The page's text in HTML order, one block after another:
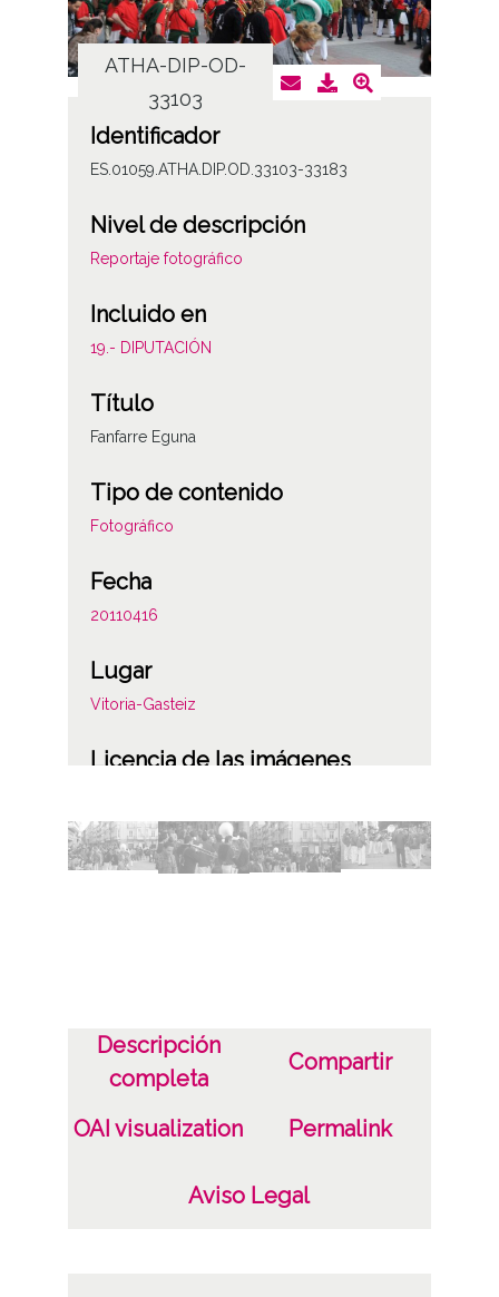
ATHA-DIP-OD-
33103
Identificador
ES.01059.ATHA.DIP.OD.33103-33183
Nivel de descripción
Reportaje fotográfico
Incluido en
19.- DIPUTACIÓN
Título
Fanfarre Eguna
Tipo de contenido
Fotográfico
Fecha
20110416
Lugar
Vitoria-Gasteiz
Licencia de las imágenes
Identificador
Descripción
completa
Compartir
OAI visualization Permalink
Aviso Legal